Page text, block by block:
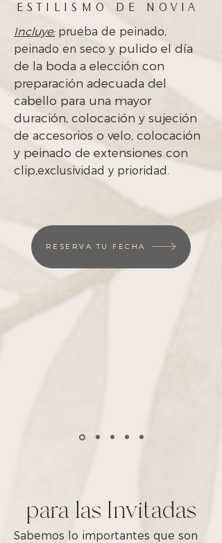
ESTILISMO DE NOVIA
Incluye:prueba de peinado,
peinado en seco y pulido el día
de la boda a elección con
preparación adecuada del
cabello para una mayor
duración, colocación y sujeción
de accesorios o velo, colocación
y peinado de extensiones con
clip,exclusividad y prioridad.
RESERVA TU FECHA
para las Invitadas
Sabemos lo importantes que son